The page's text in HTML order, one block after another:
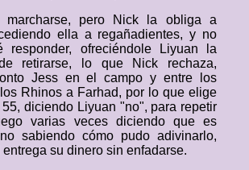
marcharse, pero Nick la obliga a
ella a regañadientes, y no
responder, ofreciéndole Liyuan la
retirarse, lo que Nick rechaza,
Jess en el campo y entre los
Rhinos a Farhad, por lo que elige
diciendo Liyuan "no", para repetir
varias veces diciendo que es
sabiendo cómo pudo adivinarlo,
su dinero sin enfadarse.